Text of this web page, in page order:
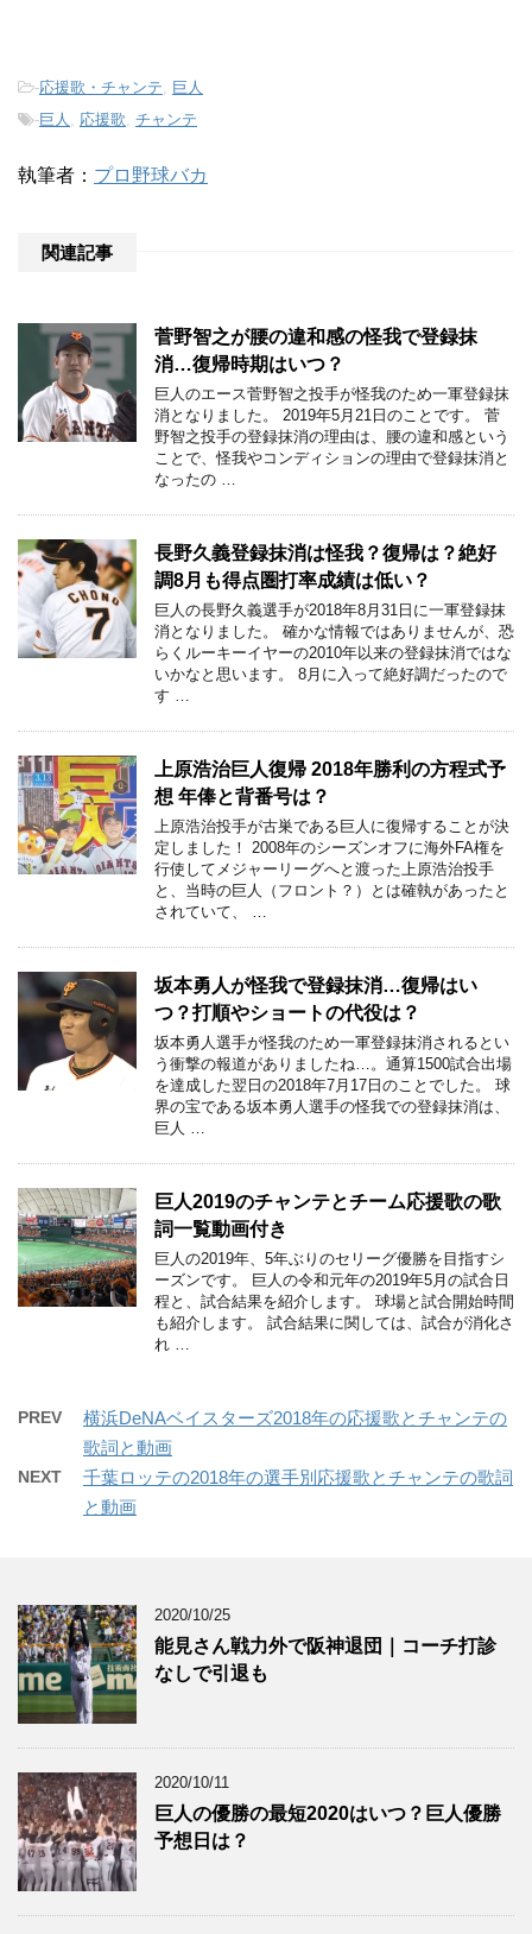
-応援歌・チャンテ
巨人
-巨人 応援歌 チャンテ
執筆者： プロ野球バカ
関連記事
菅野智之が腰の違和感の怪我で登録抹
消…復帰時期はいつ？
巨人のエース菅野智之投手が怪我のため一軍登録抹
消となりました。 2019年5月21日のことです。 菅
野智之投手の登録抹消の理由は、腰の違和感という
ことで、怪我やコンディションの理由で登録抹消と
なったの …
長野久義登録抹消は怪我？復帰は？絶好
調8月も得点圏打率成績は低い？
巨人の長野久義選手が2018年8月31日に一軍登録抹
消となりました。 確かな情報ではありませんが、恐
らくルーキーイヤーの2010年以来の登録抹消ではな
いかなと思います。 8月に入って絶好調だったので
す …
上原浩治巨人復帰 2018年勝利の方程式予
想 年俸と背番号は？
上原浩治投手が古巣である巨人に復帰することが決
定しました！ 2008年のシーズンオフに海外FA権を
行使してメジャーリーグへと渡った上原浩治投手
と、当時の巨人（フロント？）とは確執があったと
されていて、 …
坂本勇人が怪我で登録抹消…復帰はい
つ？打順やショートの代役は？
坂本勇人選手が怪我のため一軍登録抹消されるとい
う衝撃の報道がありましたね…。通算1500試合出場
を達成した翌日の2018年7月17日のことでした。 球
界の宝である坂本勇人選手の怪我での登録抹消は、
巨人 …
巨人2019のチャンテとチーム応援歌の歌
詞一覧動画付き
巨人の2019年、5年ぶりのセリーグ優勝を目指すシ
ーズンです。 巨人の令和元年の2019年5月の試合日
程と、試合結果を紹介します。 球場と試合開始時間
も紹介します。 試合結果に関しては、試合が消化さ
れ …
PREV
横浜DeNAベイスターズ2018年の応援歌とチャンテの
歌詞と動画
NEXT
千葉ロッテの2018年の選手別応援歌とチャンテの歌詞
と動画
2020/10/25
能見さん戦力外で阪神退団｜コーチ打診
なしで引退も
2020/10/11
巨人の優勝の最短2020はいつ？巨人優勝
予想日は？